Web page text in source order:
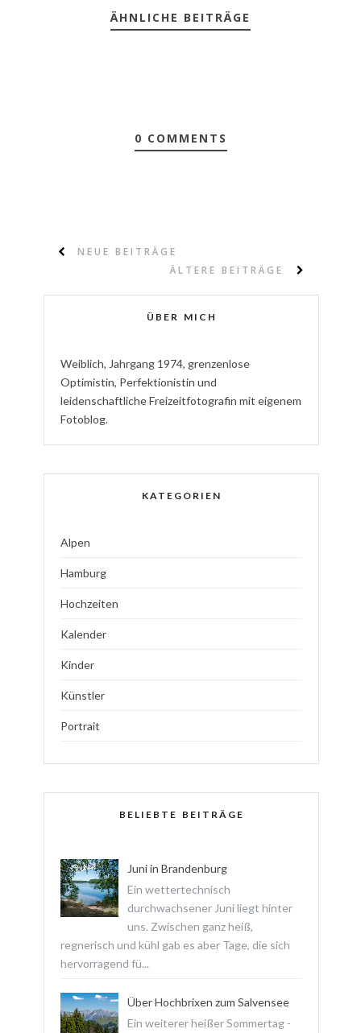
ÄHNLICHE BEITRÄGE
0 COMMENTS
NEUE BEITRÄGE
ÄLTERE BEITRÄGE
ÜBER MICH
Weiblich, Jahrgang 1974, grenzenlose
Optimistin, Perfektionistin und
leidenschaftlicheFreizeitfotografin mit eigenem
Fotoblog.
KATEGORIEN
Alpen
Hamburg
Hochzeiten
Kalender
Kinder
Künstler
Portrait
BELIEBTE BEITRÄGE
Juni in Brandenburg
Ein wettertechnisch
durchwachsener Juni liegt hinter
uns. Zwischen ganz heiß,
regnerisch und kühl gab es aber Tage, die sich
hervorragend fü...
Über Hochbrixen zum Salvensee
Ein weiterer heißer Sommertag -